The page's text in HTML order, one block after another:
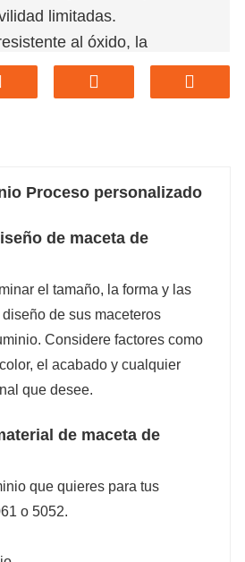
limitadas.
al óxido, la
Esta durabilidad
macetas puedan resistir la
en exteriores. También es
tiempo en comparación
Proceso personalizado
de maceta de
el tamaño, la forma y las
de sus maceteros
Considere factores como
el acabado y cualquier
que desee.
de maceta de
que quieres para tus
o 5052.